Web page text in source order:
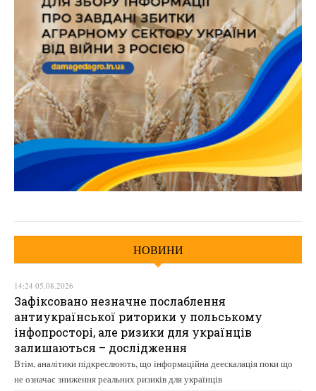
НОВИНИ
14:24 05.08.2026
Зафіксовано незначне послаблення
антиукраїнської риторики у польському
інфопросторі, але ризики для українців
залишаються – дослідження
Втім, аналітики підкреслюють, що інформаційна деескалація поки що
не означає зниження реальних ризиків для українців